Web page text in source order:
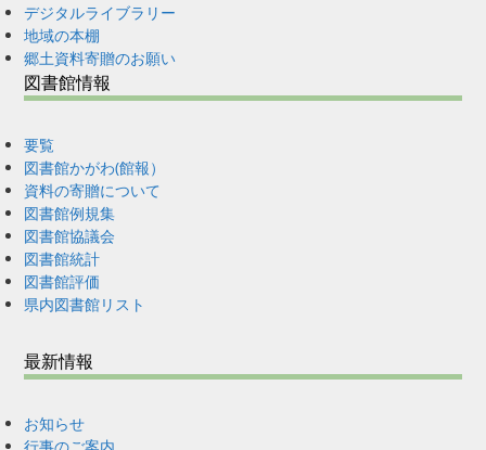
デジタルライブラリー
地域の本棚
郷土資料寄贈のお願い
図書館情報
要覧
図書館かがわ(館報）
資料の寄贈について
図書館例規集
図書館協議会
図書館統計
図書館評価
県内図書館リスト
最新情報
お知らせ